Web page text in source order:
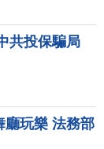
共投保騙局
廳玩樂 法務部